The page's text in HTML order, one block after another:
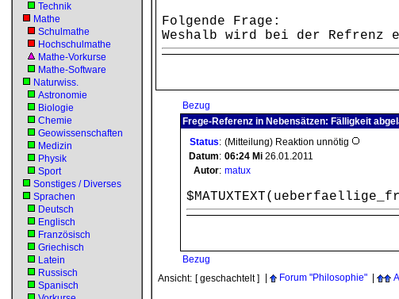
Technik
Mathe
Schulmathe
Hochschulmathe
Mathe-Vorkurse
Mathe-Software
Naturwiss.
Astronomie
Biologie
Chemie
Geowissenschaften
Medizin
Physik
Sport
Sonstiges / Diverses
Sprachen
Deutsch
Englisch
Französisch
Griechisch
Latein
Russisch
Spanisch
Folgende Frage:
Weshalb wird bei der Refrenz
Bezug
Frege-Referenz in Nebensätzen: Fälligkeit
Status: (Mitteilung) Reaktion unnötig
Datum: 06:24 Mi 26.01.2011
Autor: matux
Bezug
Ansicht: [ geschachtelt ] Forum "Philosophie"